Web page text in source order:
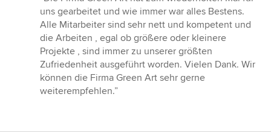
5
von
5
Sternen
uns gearbeitet und wie immer war alles Bestens.
Alle Mitarbeiter sind sehr nett und kompetent und
die Arbeiten , egal ob größere oder kleinere
Projekte , sind immer zu unserer größten
Zufriedenheit ausgeführt worden. Vielen Dank. Wir
können die Firma Green Art sehr gerne
weiterempfehlen.”